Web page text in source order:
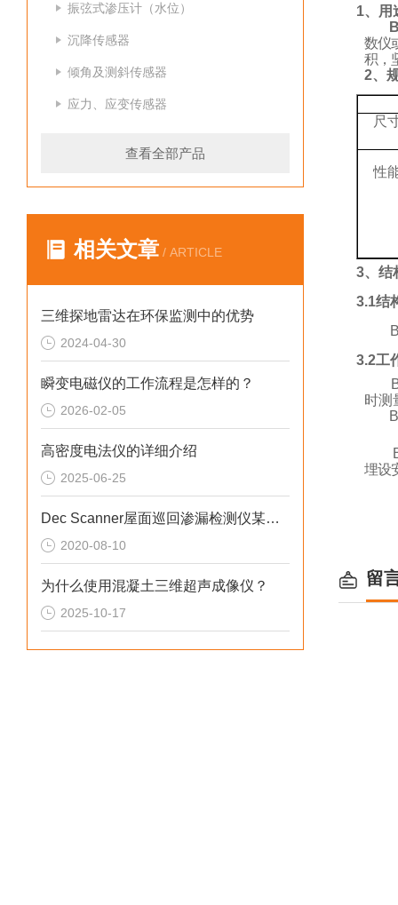
振弦式渗压计（水位）
沉降传感器
倾角及测斜传感器
应力、应变传感器
查看全部产品
相关文章 / ARTICLE
三维探地雷达在环保监测中的优势
2024-04-30
瞬变电磁仪的工作流程是怎样的？
2026-02-05
高密度电法仪的详细介绍
2025-06-25
Dec Scanner屋面巡回渗漏检测仪某加固公司仪器交货培训工作
2020-08-10
为什么使用混凝土三维超声成像仪？
2025-10-17
1、
用
数仪
积，
2、
尺
性
3、 结
3.1结
3.2工
时测
埋设
留